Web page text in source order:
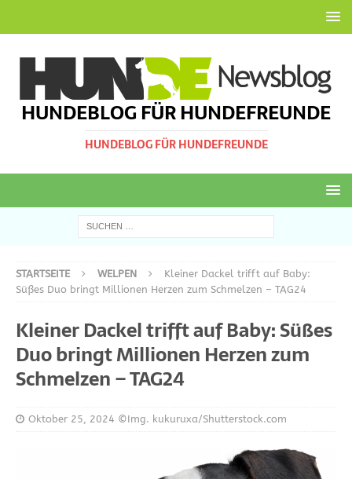
HUNDEBLOG FÜR HUNDEFREUNDE
HUNDEBLOG FÜR HUNDEFREUNDE
STARTSEITE WELPEN
Kleiner Dackel trifft auf Baby:
Süßes Duo bringt Millionen Herzen zum Schmelzen – TAG24
Kleiner Dackel trifft auf Baby: Süßes
Duo bringt Millionen Herzen zum
Schmelzen – TAG24
Oktober 25, 2024 ©Img. kukuruxa/Shutterstock.com